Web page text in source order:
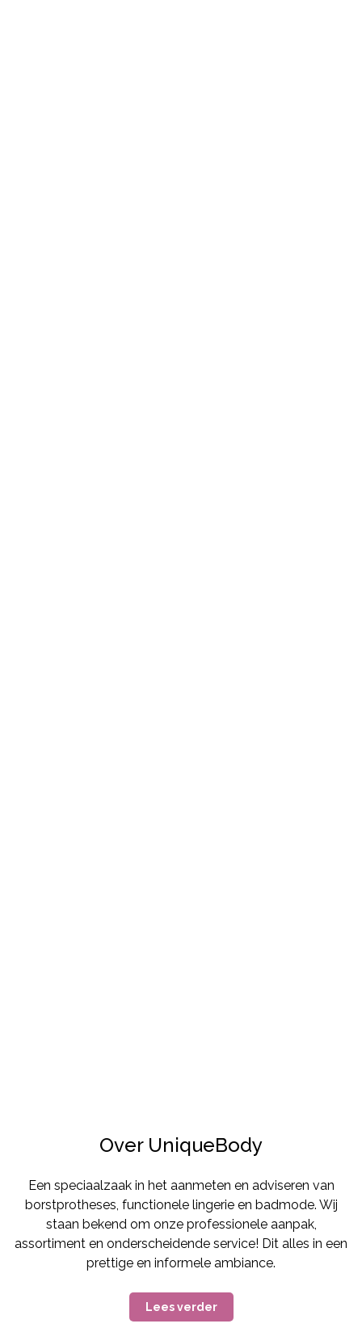
Badmode
Over UniqueBody
Een speciaalzaak in het aanmeten en adviseren van
borstprotheses, functionele lingerie en badmode. Wij
staan bekend om onze professionele aanpak,
assortiment en onderscheidende service! Dit alles in een
prettige en informele ambiance.
Lees verder